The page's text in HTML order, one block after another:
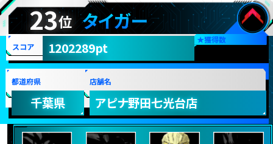
23位 タイガー
★獲得数
スコア 1202289pt
都道府県
千葉県
店舗名
アピナ野田七光台店